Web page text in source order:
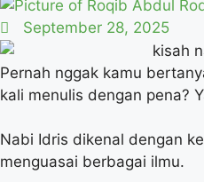
September 28, 2025
Pernah nggak kamu
kali menulis dengan pena?
Nabi Idris dikenal dengan
menguasai berbagai ilmu.